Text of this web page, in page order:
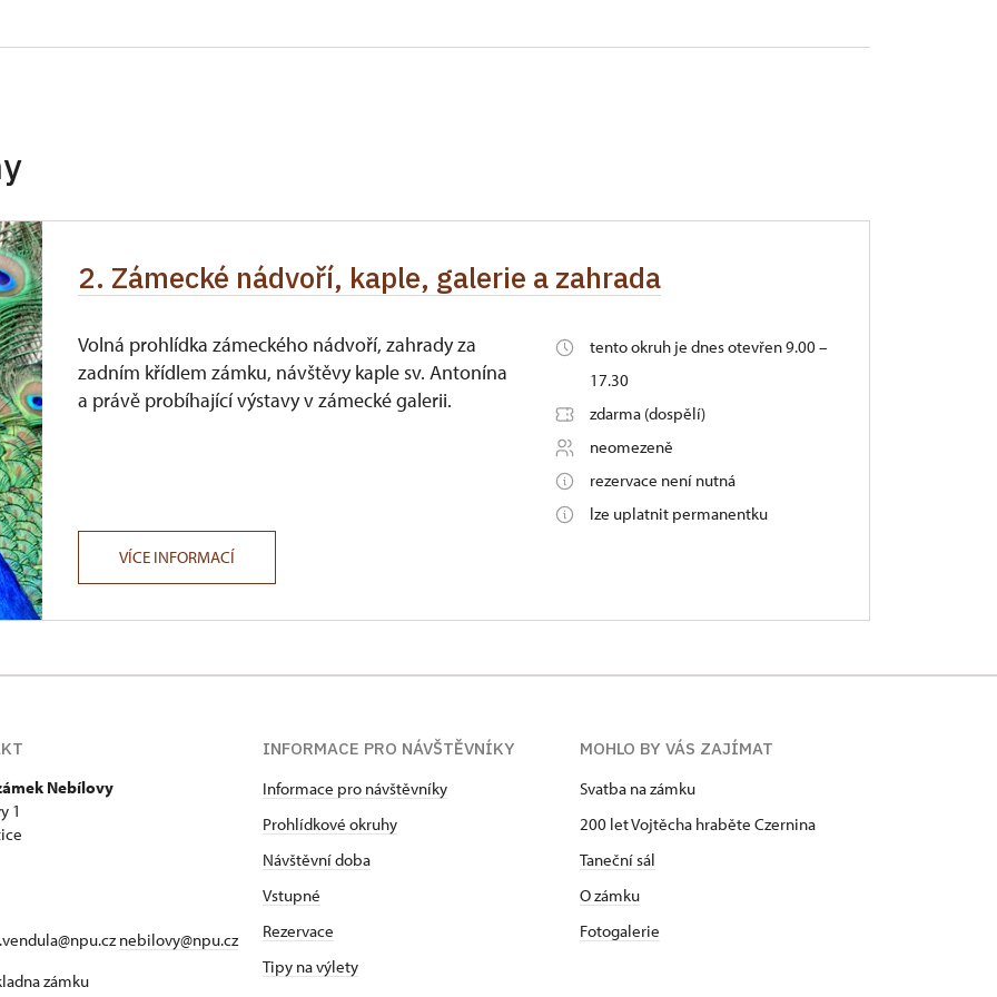
zdarma
zdarma
2. Zámecké nádvoří, kaple, galerie a zahrada
Volná prohlídka zámeckého nádvoří, zahrady za
zadním křídlem zámku, návštěvy kaple sv. Antonína
a právě probíhající výstavy v zámecké galerii.
tento okruh je dnes otevřen 9.00 –
17.30
zdarma (dospělí)
neomezeně
rezervace není nutná
lze uplatnit permanentku
VÍCE INFORMACÍ
Nebílovy
1
nebilovy@npu.cz
zámku
INFORMACE PRO NÁVŠTĚVNÍKY
Informace pro návštěvníky
Prohlídkové okruhy
Návštěvní doba
Vstupné
Rezervace
Tipy na výlety
MOHLO BY VÁS ZAJÍMAT
Svatba na zámku
200 let Vojtěcha hraběte Czernina
Taneční sál
O zámku
Fotogalerie